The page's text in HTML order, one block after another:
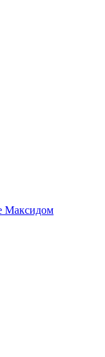
Максидом